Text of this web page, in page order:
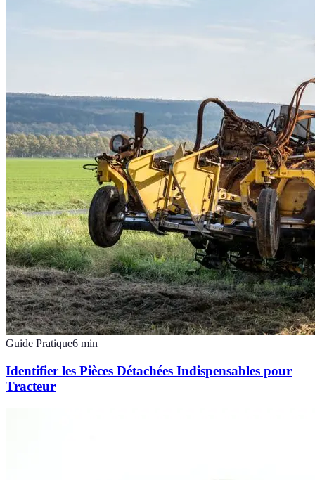
Guide Pratique6 min
Identifier les Pièces Détachées Indispensables pour
Tracteur